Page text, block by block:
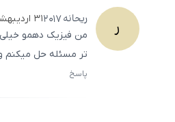
ر ریحانه2017۳۱ اردیبهشت ۱۴۰۵
من فیزیک دهمو
تر مسئله حل میکنم
پاسخ